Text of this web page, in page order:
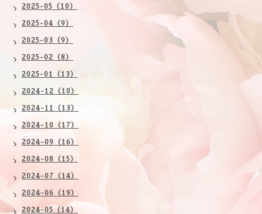
2025-05（10）
2025-04（9）
2025-03（9）
2025-02（8）
2025-01（13）
2024-12（10）
2024-11（13）
2024-10（17）
2024-09（16）
2024-08（15）
2024-07（14）
2024-06（19）
2024-05（14）